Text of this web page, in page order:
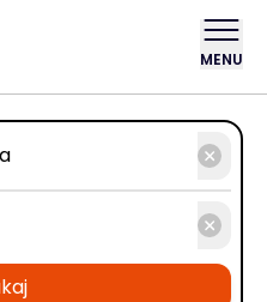
MENU